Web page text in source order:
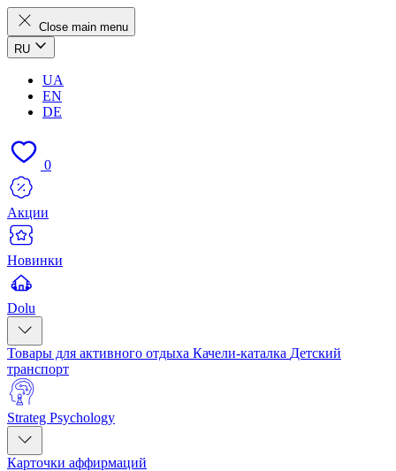
Close main menu
RU
UA
EN
DE
0
Акции
Новинки
Dolu
Товары для активного отдыха Качели-каталка Детский
транспорт
Strateg Psychology
Карточки аффирмаций